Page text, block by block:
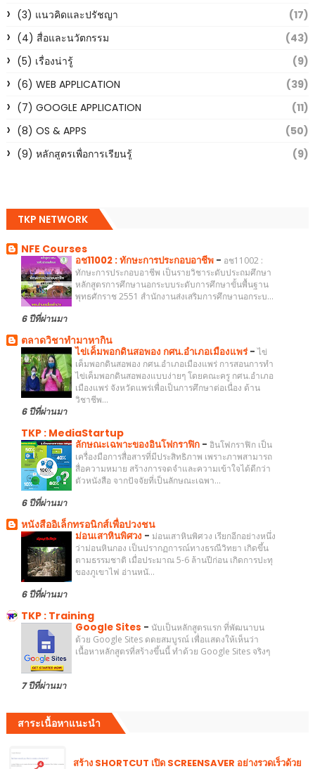
(3) แนวคิดและปรัชญา
(17)
(4) สื่อและนวัตกรรม
(43)
(5) เรื่องน่ารู้
(9)
(6) WEB APPLICATION
(39)
(7) GOOGLE APPLICATION
(11)
(8) OS & APPS
(50)
(9) หลักสูตรเพื่อการเรียนรู้
(9)
TKP NETWORK
NFE Courses
อช11002 : ทักษะการประกอบอาชีพ - อช11002 :
ทักษะการประกอบอาชีพ เป็นรายวิชาระดับประถมศึกษา
หลักสูตรการศึกษานอกระบบระดับการศึกษาขั้นพื้นฐาน
พุทธศักราช 2551 สำนักงานส่งเสริมการศึกษานอกระบ...
6 ปีที่ผ่านมา
ตลาดวิชาทำมาหากิน
ไข่เค็มพอกดินสอพอง กศน.อำเภอเมืองแพร่-ไข่
เค็มพอกดินสอพอง กศน.อำเภอเมืองแพร่ การสอนการทำ
ไข่เค็มพอกดินสอพองแบบง่ายๆ โดยคณะครู กศน.อำเภอ
เมืองแพร่ จังหวัดแพร่เพื่อเป็นการศึกษาต่อเนื่อง ด้าน
วิชาชีพ...
6 ปีที่ผ่านมา
TKP : MediaStartup
ลักษณะเฉพาะของอินโฟกราฟิก - อินโฟกราฟิก เป็น
เครื่องมือการสื่อสารที่มีประสิทธิภาพ เพราะภาพสามารถ
สื่อความหมาย สร้างการจดจำและความเข้าใจได้ดีกว่า
ตัวหนังสือ จากปัจจัยที่เป็นลักษณะเฉพา...
6 ปีที่ผ่านมา
หนังสืออิเล็กทรอนิกส์เพื่อปวงชน
ม่อนเสาหินพิศวง - ม่อนเสาหินพิศวง เรียกอีกอย่างหนึ่ง
ว่าม่อนหินกอง เป็นปรากฏการณ์ทางธรณีวิทยา เกิดขึ้น
ตามธรรมชาติ เมื่อประมาณ 5-6 ล้านปีก่อน เกิดการปะทุ
ของภูเขาไฟ อ่านหนั...
6 ปีที่ผ่านมา
TKP : Training
Google Sites - นับเป็นหลักสูตรแรก ที่พัฒนาบน
ด้วย Google Sites ดดยสมบูรณ์ เพื่อแสดงให้เห็นว่า
เนื้อหาหลักสูตรที่สร้างขึ้นนี้ ทำด้วย Google Sites จริงๆ
7 ปีที่ผ่านมา
สาระเนื้อหาแนะนำ
สร้าง SHORTCUT เปิด SCREENSAVER อย่างรวดเร็วด้วย